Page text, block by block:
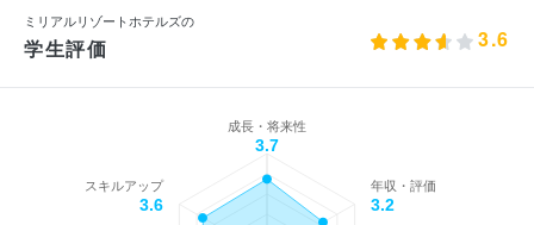
ミリアルリゾートホテルズの
学生評価 3.6
成長・将来性
3.7
年収・評価
3.2
スキルアップ
3.6